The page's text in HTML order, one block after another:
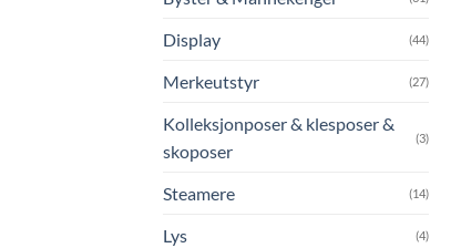
Display (44)
Merkeutstyr (27)
Kolleksjonposer & klesposer &
skoposer
(3)
Steamere (14)
Lys (4)